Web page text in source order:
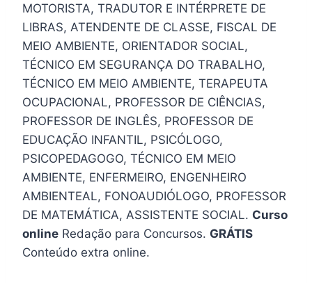
MOTORISTA, TRADUTOR E INTÉRPRETE DE
LIBRAS, ATENDENTE DE CLASSE, FISCAL DE
MEIO AMBIENTE, ORIENTADOR SOCIAL,
TÉCNICO EM SEGURANÇA DO TRABALHO,
TÉCNICO EM MEIO AMBIENTE, TERAPEUTA
OCUPACIONAL, PROFESSOR DE CIÊNCIAS,
PROFESSOR DE INGLÊS, PROFESSOR DE
EDUCAÇÃO INFANTIL, PSICÓLOGO,
PSICOPEDAGOGO, TÉCNICO EM MEIO
AMBIENTE, ENFERMEIRO, ENGENHEIRO
AMBIENTEAL, FONOAUDIÓLOGO, PROFESSOR
DE MATEMÁTICA, ASSISTENTE SOCIAL. Curso
online Redação para Concursos. GRÁTIS
Conteúdo extra online.